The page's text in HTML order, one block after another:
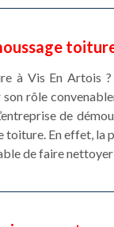
à Vis En Artois
rôle
de
En effet,
de faire